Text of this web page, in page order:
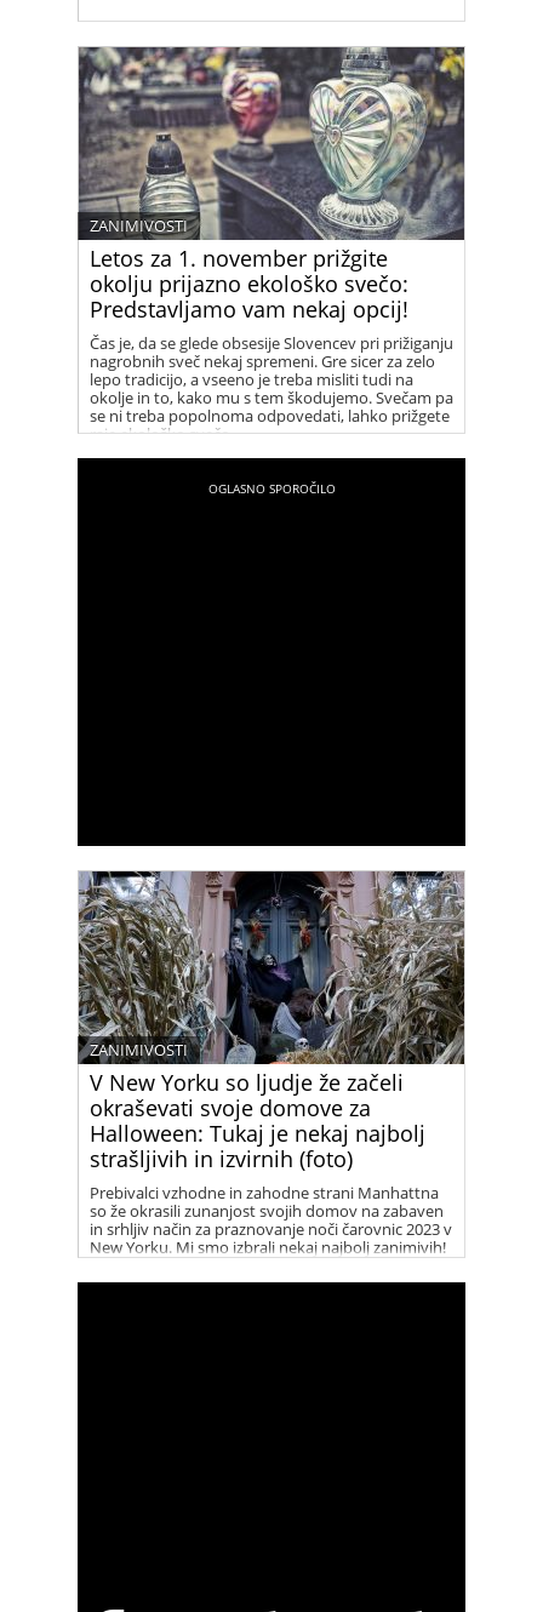
Letos za 1. november prižgite
okolju prijazno ekološko svečo:
Predstavljamo vam nekaj opcij!
ZANIMIVOSTI
Čas je, da se glede obsesije Slovencev pri prižiganju
nagrobnih sveč nekaj spremeni. Gre sicer za zelo
lepo tradicijo, a vseeno je treba misliti tudi na
okolje in to, kako mu s tem škodujemo. Svečam pa
se ni treba popolnoma odpovedati, lahko prižgete
raje ekološko svečo.
V New Yorku so ljudje že začeli
okraševati svoje domove za
Halloween: Tukaj je nekaj najbolj
strašljivih in izvirnih (foto)
ZANIMIVOSTI
Prebivalci vzhodne in zahodne strani Manhattna
so že okrasili zunanjost svojih domov na zabaven
in srhljiv način za praznovanje noči čarovnic 2023 v
New Yorku. Mi smo izbrali nekaj najbolj zanimivih!